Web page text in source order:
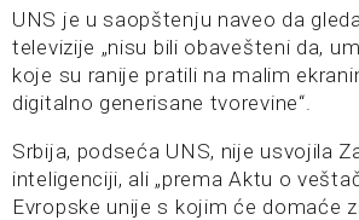
UNS je u saopštenju naveo da
televizije „nisu bili obavešteni da,
koje su ranije pratili na malim
digitalno generisane tvorevine“.
Srbija, podseća UNS, nije usvojila
inteligenciji, ali „prema Aktu o
Evropske unije s kojim će domaće